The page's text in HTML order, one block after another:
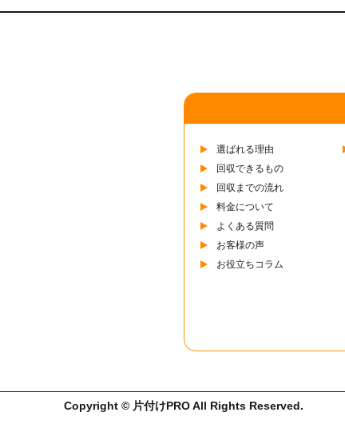
選ばれる理由
回収できるもの
回収までの流れ
料金について
よくある質問
お客様の声
お役立ちコラム
Copyright © 片付けPRO All Rights Reserved.